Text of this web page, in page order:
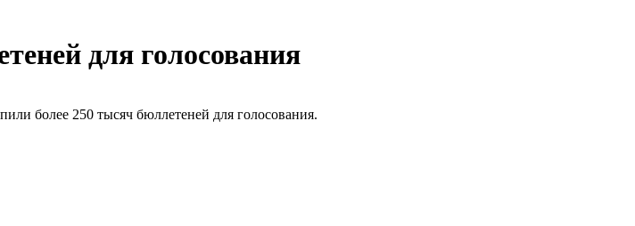
для голосования
более 250 тысяч бюллетеней для голосования.